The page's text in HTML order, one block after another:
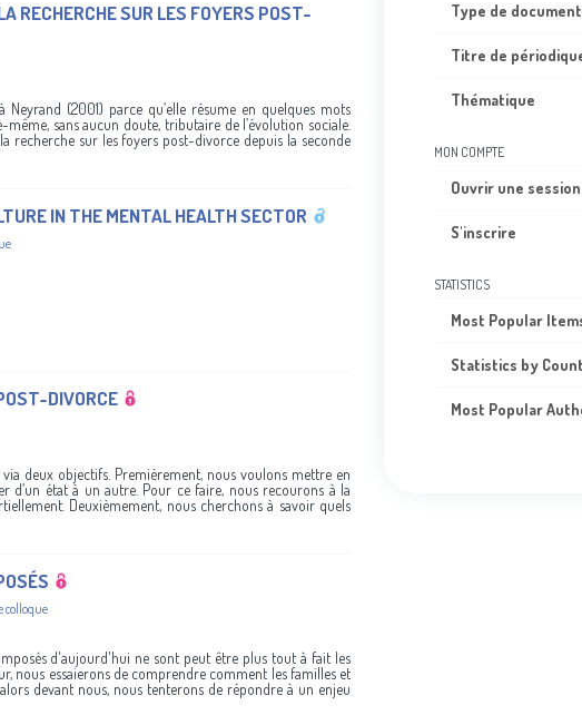
RECHERCHE SUR LES FOYERS POST-
(2001) parce qu’elle résume en quelques mots
sans aucun doute, tributaire de l’évolution sociale.
recherche sur les foyers post-divorce depuis la seconde
IN THE MENTAL HEALTH SECTOR
DIVORCE
deux objectifs. Premièrement, nous voulons mettre en
d’un état à un autre. Pour ce faire, nous recourons à la
Deuxièmement, nous cherchons à savoir quels
colloque
d'aujourd'hui ne sont peut être plus tout à fait les
nous essaierons de comprendre comment les familles et
devant nous, nous tenterons de répondre à un enjeu
Type de document
Titre de
Thématique
MON COMPTE
Ouvrir une session
S'inscrire
STATISTICS
Most Popular
Statistics by
Most Popular